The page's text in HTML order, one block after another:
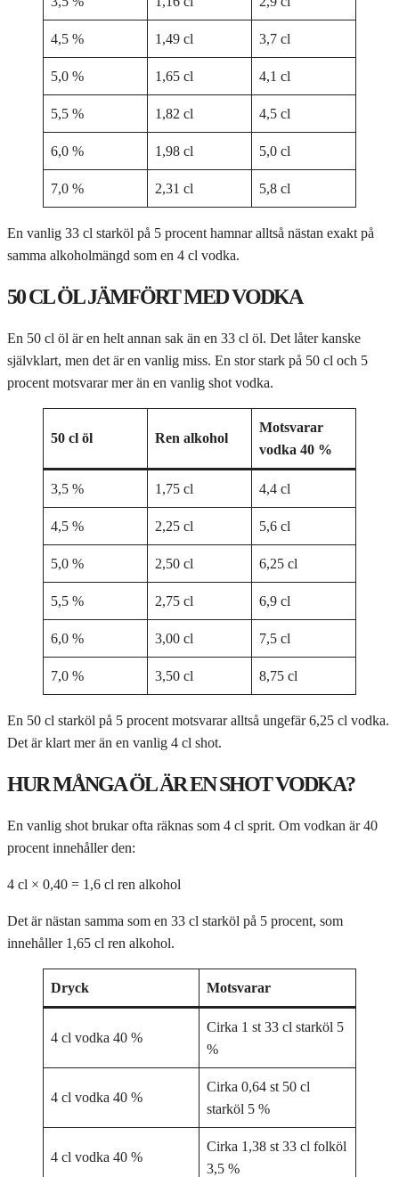
4,5 % 1,49 cl 3,7 cl
5,0 % 1,65 cl 4,1 cl
5,5 % 1,82 cl 4,5 cl
6,0 % 1,98 cl 5,0 cl
7,0 % 2,31 cl 5,8 cl
En vanlig 33 cl starköl på 5 procent hamnar alltså nästan exakt på
samma alkoholmängd som en 4 cl vodka.
50 CL ÖL JÄMFÖRT MED VODKA
En 50 cl öl är en helt annan sak än en 33 cl öl. Det låter kanske
självklart, men det är en vanlig miss. En stor stark på 50 cl och 5
procent motsvarar mer än en vanlig shot vodka.
50 cl öl Ren alkohol
Motsvarar
vodka 40 %
3,5 % 1,75 cl 4,4 cl
4,5 % 2,25 cl 5,6 cl
5,0 % 2,50 cl 6,25 cl
5,5 % 2,75 cl 6,9 cl
6,0 % 3,00 cl 7,5 cl
7,0 % 3,50 cl 8,75 cl
En 50 cl starköl på 5 procent motsvarar alltså ungefär 6,25 cl vodka.
Det är klart mer än en vanlig 4 cl shot.
HUR MÅNGA ÖL ÄR EN SHOT VODKA?
En vanlig shot brukar ofta räknas som 4 cl sprit. Om vodkan är 40
procent innehåller den:
4 cl × 0,40 = 1,6 cl ren alkohol
Det är nästan samma som en 33 cl starköl på 5 procent, som
innehåller 1,65 cl ren alkohol.
Dryck Motsvarar
4 cl vodka 40 %
Cirka 1 st 33 cl starköl 5
%
4 cl vodka 40 %
Cirka 0,64 st 50 cl
starköl 5 %
4 cl vodka 40 %
Cirka 1,38 st 33 cl folköl
3,5 %